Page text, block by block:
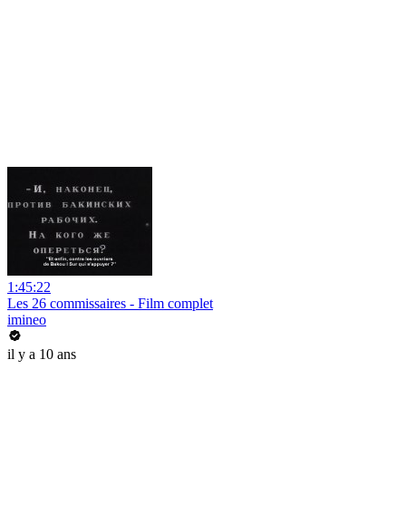
1:45:22
Les 26 commissaires - Film complet
imineo
il y a 10 ans